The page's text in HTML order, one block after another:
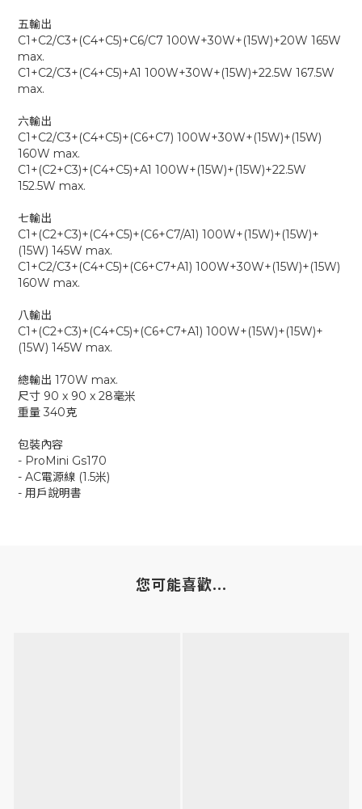
五輸出
C1+C2/C3+(C4+C5)+C6/C7 100W+30W+(15W)+20W 165W
max.
C1+C2/C3+(C4+C5)+A1 100W+30W+(15W)+22.5W 167.5W
max.
六輸出
C1+C2/C3+(C4+C5)+(C6+C7) 100W+30W+(15W)+(15W)
160W max.
C1+(C2+C3)+(C4+C5)+A1 100W+(15W)+(15W)+22.5W
152.5W max.
七輸出
C1+(C2+C3)+(C4+C5)+(C6+C7/A1) 100W+(15W)+(15W)+
(15W) 145W max.
C1+C2/C3+(C4+C5)+(C6+C7+A1) 100W+30W+(15W)+(15W)
160W max.
八輸出
C1+(C2+C3)+(C4+C5)+(C6+C7+A1) 100W+(15W)+(15W)+
(15W) 145W max.
總輸出 170W max.
尺寸 90 x 90 x 28毫米
重量 340克
包裝內容
- ProMini Gs170
- AC電源線 (1.5米)
- 用戶說明書
您可能喜歡...